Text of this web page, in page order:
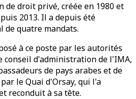
de droit privé, créée en 1980 et
2013. Il a depuis été
de quatre mandats.
à ce poste par les autorités
conseil d'administration de l'IMA,
de pays arabes et de
le Quai d'Orsay, qui l'a
reconduit à sa tête.